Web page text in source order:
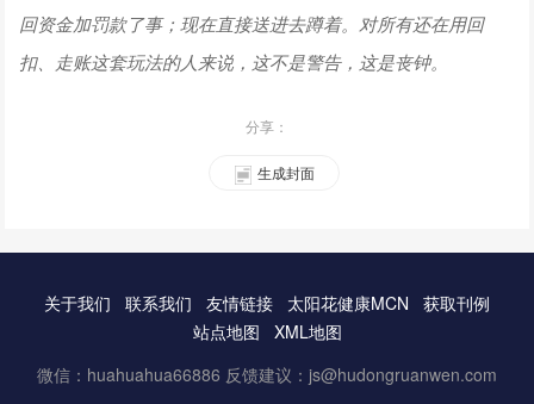
回资金加罚款了事；现在直接送进去蹲着。对所有还在用回
扣、走账这套玩法的人来说，这不是警告，这是丧钟。
分享：
生成封面
关于我们 联系我们 友情链接 太阳花健康MCN
获取刊例
站点地图
XML地图
微信：huahuahua66886 反馈建议：js@hudongruanwen.com